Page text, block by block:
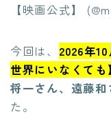
【映画公式】
今回は、 2026年
世界にいなくても】
将一さん、遠藤
た。